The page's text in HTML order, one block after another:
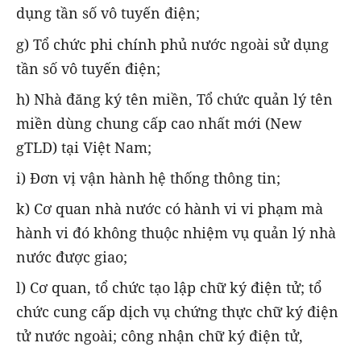
dụng tần số vô tuyến điện;
g) Tổ chức phi chính phủ nước ngoài sử dụng
tần số vô tuyến điện;
h) Nhà đăng ký tên miền, Tổ chức quản lý tên
miền dùng chung cấp cao nhất mới (New
gTLD) tại Việt Nam;
i) Đơn vị vận hành hệ thống thông tin;
k) Cơ quan nhà nước có hành vi vi phạm mà
hành vi đó không thuộc nhiệm vụ quản lý nhà
nước được giao;
l) Cơ quan, tổ chức tạo lập chữ ký điện tử; tổ
chức cung cấp dịch vụ chứng thực chữ ký điện
tử nước ngoài; công nhận chữ ký điện tử,